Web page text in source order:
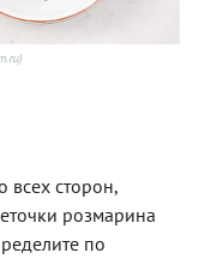
всех сторон,
розмарина
по